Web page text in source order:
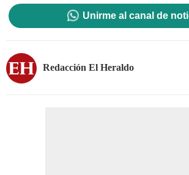
Unirme al canal de
Redacción El Heraldo